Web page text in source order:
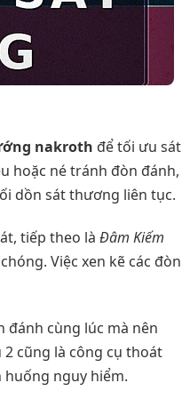
nakroth để tối ưu sát
hoặc né tránh đòn đánh,
dồn sát thương liên tục.
tiếp theo là Đâm Kiếm
Việc xen kẽ các đòn
đánh cùng lúc mà nên
cũng là công cụ thoát
nguy hiểm.